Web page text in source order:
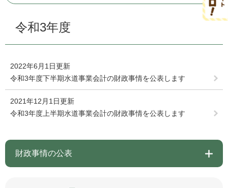
令和3年度
2022年6月1日更新
令和3年度下半期水道事業会計の財政事情を公表します
2021年12月1日更新
令和3年度上半期水道事業会計の財政事情を公表します
財政事情の公表